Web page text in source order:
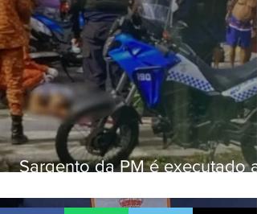
Sargento da PM é executado a
em Vaz Lobo